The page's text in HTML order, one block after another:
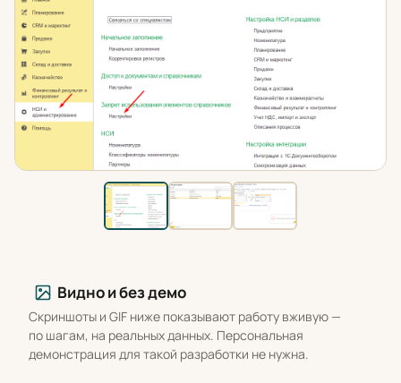
Видно и без демо
Скриншоты и GIF ниже показывают работу вживую —
по шагам, на реальных данных. Персональная
демонстрация для такой разработки не нужна.